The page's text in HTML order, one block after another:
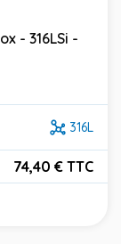
- 316LSi -
316L
74,40 € TTC